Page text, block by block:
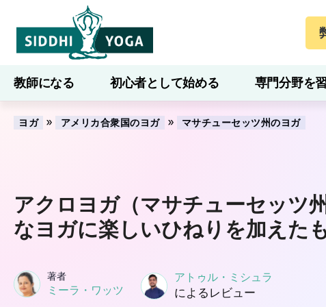
教師になる 初心者として始める 専門分野を
ブログ 学ぶ
ヨガ » アメリカ合衆国のヨガ » マサチューセッツ州のヨガ
アクロヨガ（マサチューセッツ
なヨガに楽しいひねりを加えた
著者
ミーラ・ワッツ
アトゥル・ミシュラ
によるレビュー